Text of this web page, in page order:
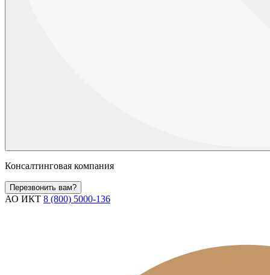
Консалтинговая компания
Перезвонить вам?
АО ИКТ 8 (800) 5000-136